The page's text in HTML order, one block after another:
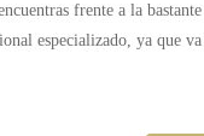
frente a la
especializado, ya que